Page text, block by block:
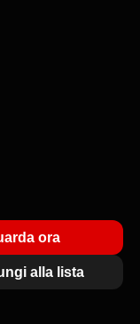
ora
alla lista